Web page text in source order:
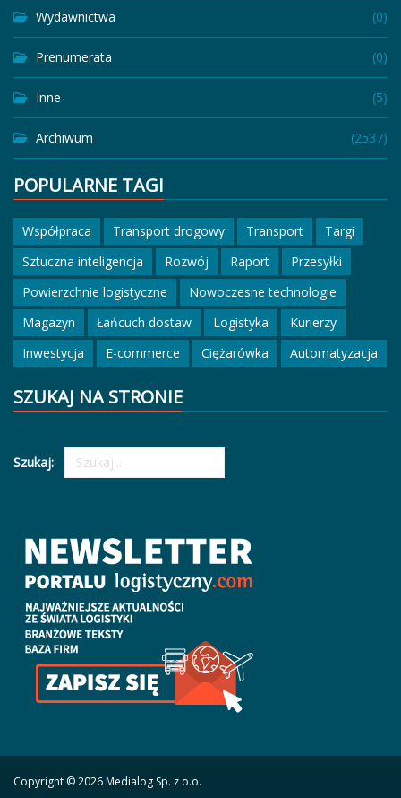
Wydawnictwa (0)
Prenumerata (0)
Inne (5)
Archiwum (2537)
POPULARNE TAGI
Współpraca Transport drogowy Transport
Targi
Sztuczna inteligencja
Rozwój Raport
Przesyłki
Powierzchnie logistyczne
Nowoczesne technologie
Magazyn
Łańcuch dostaw Logistyka
Kurierzy
Inwestycja
E-commerce Ciężarówka Automatyzacja
SZUKAJ NA STRONIE
Szukaj:
Copyright © 2026 Medialog Sp. z o.o.